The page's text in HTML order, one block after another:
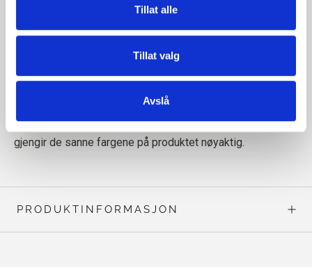
Tillat alle
Tillat valg
Avslå
her
Merk! Siden dataskjermer viser farger forskjellig, kan vi
ikke garantere at fargen på garnet på dataskjermen din
gjengir de sanne fargene på produktet nøyaktig.
PRODUKTINFORMASJON